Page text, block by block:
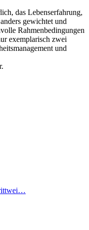
das Lebenserfahrung,
gewichtet und
Rahmenbedingungen
exemplarisch zwei
und